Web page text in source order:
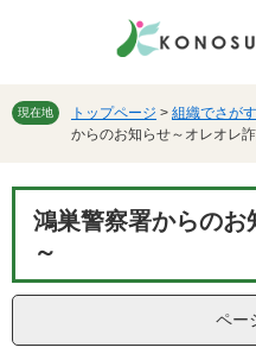
先
す。
を
し
へ
現在地 トップページ > 組織でさがす
からのお知らせ～オレオレ
鴻巣警察署からのお
～
ペー